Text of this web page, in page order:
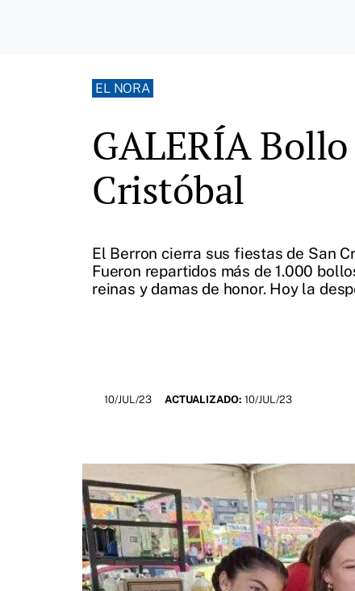
EL NORA
GALERÍA
Cristóbal
El Berron cierra sus fiestas de San
Fueron repartidos más de 1.000
reinas y damas de honor. Hoy la
10/JUL/23 ACTUALIZADO: 10/JUL/23